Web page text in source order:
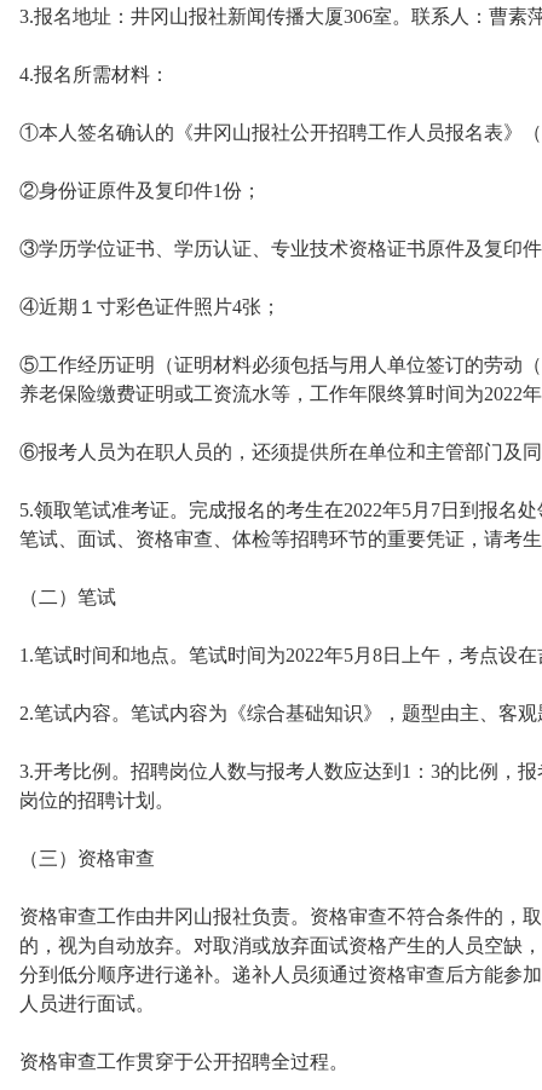
3.报名地址：井冈山报社新闻传播大厦306室。联系人：曹素
4.报名所需材料：
①本人签名确认的《井冈山报社公开招聘工作人员报名表》
②身份证原件及复印件1份；
③学历学位证书、学历认证、专业技术资格证书原件及复印
④近期１寸彩色证件照片4张；
⑤工作经历证明（证明材料必须包括与用人单位签订的劳动
养老保险缴费证明或工资流水等，工作年限终算时间为2022
⑥报考人员为在职人员的，还须提供所在单位和主管部门及
5.领取笔试准考证。完成报名的考生在2022年5月7日到报名
笔试、面试、资格审查、体检等招聘环节的重要凭证，请考
（二）笔试
1.笔试时间和地点。笔试时间为2022年5月8日上午，考点设
2.笔试内容。笔试内容为《综合基础知识》，题型由主、客
3.开考比例。招聘岗位人数与报考人数应达到1：3的比例，
岗位的招聘计划。
（三）资格审查
资格审查工作由井冈山报社负责。资格审查不符合条件的，
的，视为自动放弃。对取消或放弃面试资格产生的人员空缺
分到低分顺序进行递补。递补人员须通过资格审查后方能参
人员进行面试。
资格审查工作贯穿于公开招聘全过程。